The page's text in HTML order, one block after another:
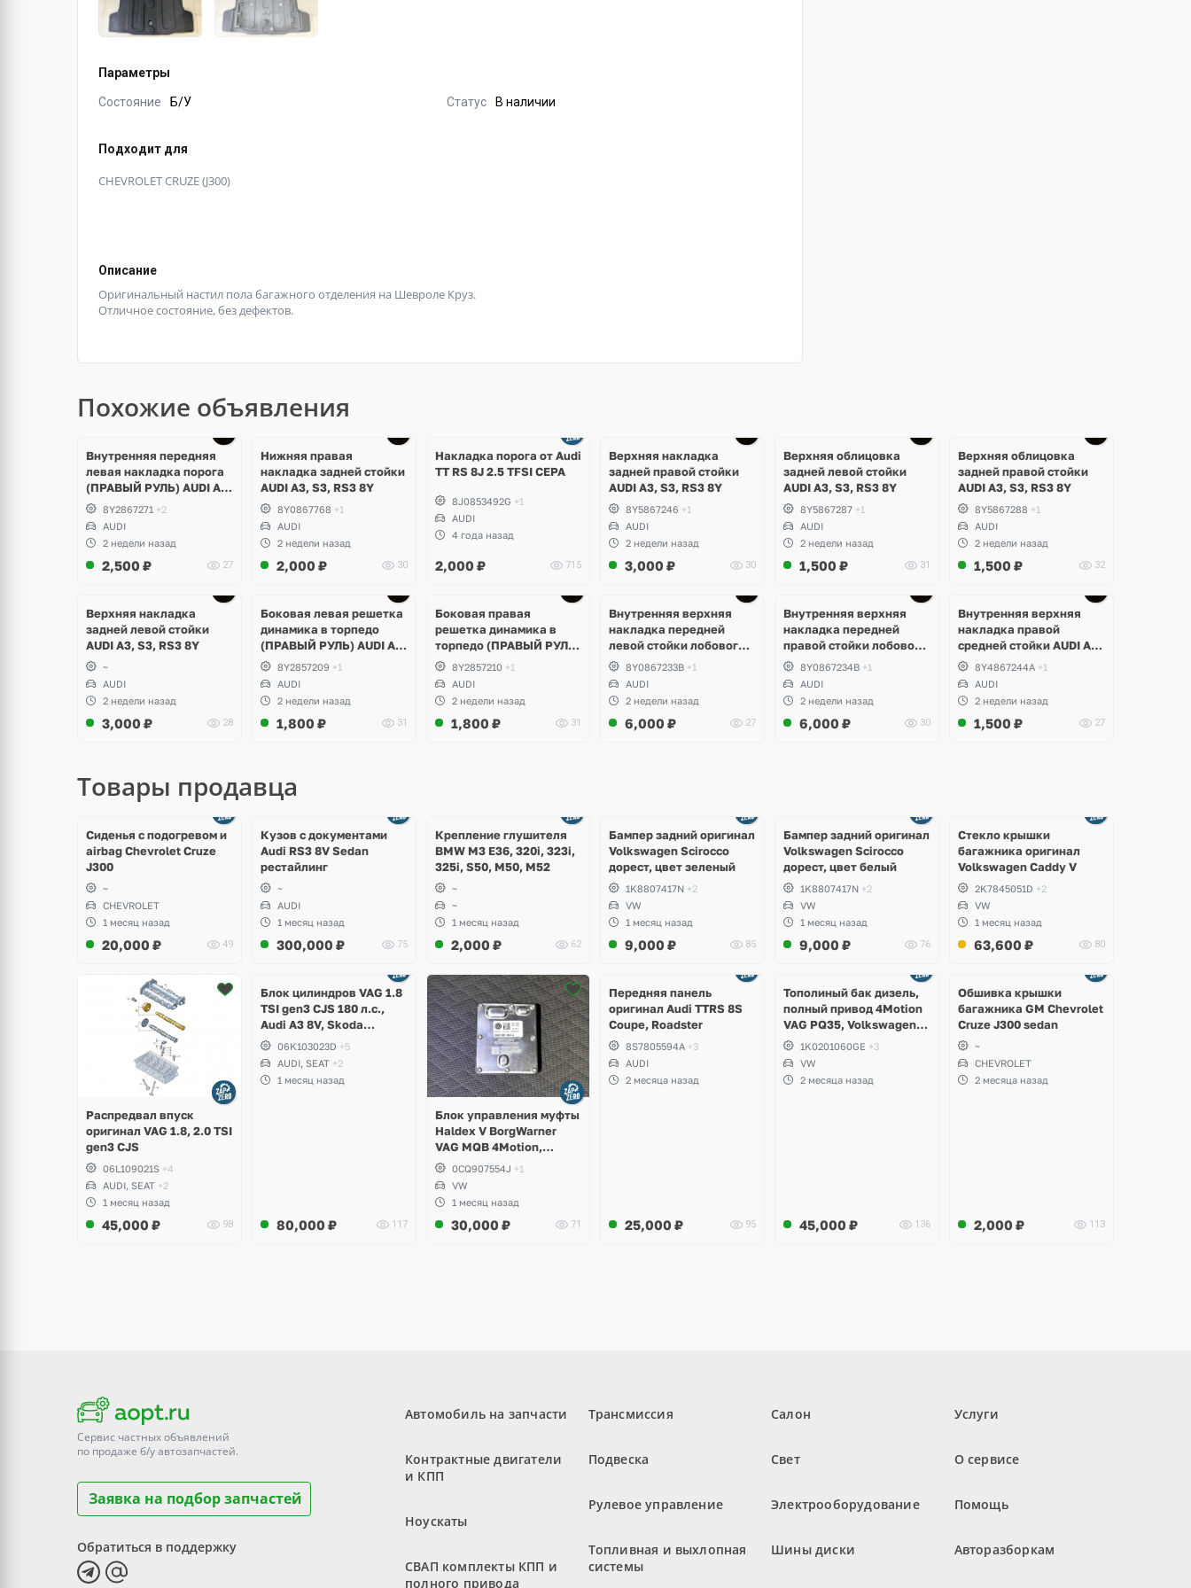
Параметры
Состояние Б/У Статус В наличии
Подходит для
CHEVROLET CRUZE (J300)
Описание
Оригинальный настил пола багажного отделения на Шевроле Круз.
Отличное состояние, без дефектов.
Похожие объявления
Внутренняя передняя
левая накладка порога
(ПРАВЫЙ РУЛЬ) AUDI A3,
S3, RS3 8Y
8Y2867271 +2
AUDI
2 недели назад
2,500 ₽ 27
Нижняя правая
накладка задней стойки
AUDI A3, S3, RS3 8Y
8Y0867768 +1
AUDI
2 недели назад
2,000 ₽ 30
Накладка порога от Audi
TT RS 8J 2.5 TFSI CEPA
8J0853492G +1
AUDI
4 года назад
2,000 ₽ 715
Верхняя накладка
задней правой стойки
AUDI A3, S3, RS3 8Y
8Y5867246 +1
AUDI
2 недели назад
3,000 ₽ 30
Верхняя облицовка
задней левой стойки
AUDI A3, S3, RS3 8Y
8Y5867287 +1
AUDI
2 недели назад
1,500 ₽ 31
Верхняя облицовка
задней правой стойки
AUDI A3, S3, RS3 8Y
8Y5867288 +1
AUDI
2 недели назад
1,500 ₽ 32
Верхняя накладка
задней левой стойки
AUDI A3, S3, RS3 8Y
~
AUDI
2 недели назад
3,000 ₽ 28
Боковая левая решетка
динамика в торпедо
(ПРАВЫЙ РУЛЬ) AUDI A3,
S3, RS3 8Y
8Y2857209 +1
AUDI
2 недели назад
1,800 ₽ 31
Боковая правая
решетка динамика в
торпедо (ПРАВЫЙ РУЛЬ)
AUDI A3, S3, RS3 8Y
8Y2857210 +1
AUDI
2 недели назад
1,800 ₽ 31
Внутренняя верхняя
накладка передней
левой стойки лобового
стекла AUDI A3, S3, RS3
8Y
8Y0867233B +1
AUDI
2 недели назад
6,000 ₽ 27
Внутренняя верхняя
накладка передней
правой стойки лобового
стекла AUDI A3, S3, RS3
8Y
8Y0867234B +1
AUDI
2 недели назад
6,000 ₽ 30
Внутренняя верхняя
накладка правой
средней стойки AUDI A3,
S3, RS3 8Y
8Y4867244A +1
AUDI
2 недели назад
1,500 ₽ 27
Товары продавца
Сиденья с подогревом и
airbag Chevrolet Cruze
J300
~
CHEVROLET
1 месяц назад
20,000 ₽ 49
Кузов с документами
Audi RS3 8V Sedan
рестайлинг
~
AUDI
1 месяц назад
300,000 ₽ 75
Крепление глушителя
BMW M3 E36, 320i, 323i,
325i, S50, M50, M52
~
~
1 месяц назад
2,000 ₽ 62
Бампер задний оригинал
Volkswagen Scirocco
дорест, цвет зеленый
1K8807417N +2
VW
1 месяц назад
9,000 ₽ 85
Бампер задний оригинал
Volkswagen Scirocco
дорест, цвет белый
1K8807417N +2
VW
1 месяц назад
9,000 ₽ 76
Стекло крышки
багажника оригинал
Volkswagen Caddy V
2K7845051D +2
VW
1 месяц назад
63,600 ₽ 80
Распредвал впуск
оригинал VAG 1.8, 2.0 TSI
gen3 CJS
06L109021S +4
AUDI, SEAT +2
1 месяц назад
45,000 ₽ 98
2 фото
Блок цилиндров VAG 1.8
TSI gen3 CJS 180 л.с.,
Audi A3 8V, Skoda
Octavia A7, Superb,
Volkswagen Passat B8,
Golf VII Alltrack, Seat
Leon
06K103023D +5
AUDI, SEAT +2
1 месяц назад
80,000 ₽ 117
Блок управления муфты
Haldex V BorgWarner
VAG MQB 4Motion,
Volkswagen Tiguan
0CQ907554J +1
VW
1 месяц назад
30,000 ₽ 71
2 фото
Передняя панель
оригинал Audi TTRS 8S
Coupe, Roadster
8S7805594A +3
AUDI
2 месяца назад
25,000 ₽ 95
Тополиный бак дизель,
полный привод 4Motion
VAG PQ35, Volkswagen
Scirocco, Golf V, VI,
Skoda Yeti, Octavia A5,
Superb, Audi A3, Seat
Altea
1K0201060GE +3
VW
2 месяца назад
45,000 ₽ 136
Обшивка крышки
багажника GM Chevrolet
Cruze J300 sedan
~
CHEVROLET
2 месяца назад
2,000 ₽ 113
Сервис частных объявлений
по продаже б/уавтозапчастей.
Заявка на подбор запчастей
Обратиться в поддержку
Автомобиль на запчасти
Контрактные двигатели
и КПП
Ноускаты
СВАП комплекты КПП и
полного привода
Трансмиссия
Подвеска
Рулевое управление
Топливная и выхлопная
системы
Салон
Свет
Электрооборудование
Шины диски
Услуги
О сервисе
Помощь
Авторазборкам